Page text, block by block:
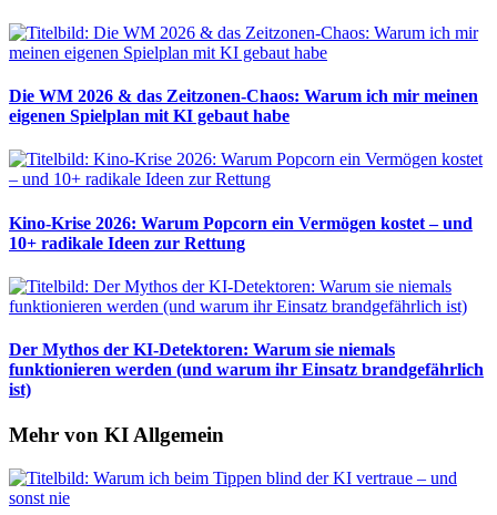
Die WM 2026 & das Zeitzonen-Chaos: Warum ich mir meinen
eigenen Spielplan mit KI gebaut habe
Kino-Krise 2026: Warum Popcorn ein Vermögen kostet – und
10+ radikale Ideen zur Rettung
Der Mythos der KI-Detektoren: Warum sie niemals
funktionieren werden (und warum ihr Einsatz brandgefährlich
ist)
Mehr von KI Allgemein